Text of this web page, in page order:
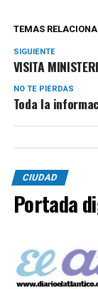
TEMAS
SIGUIENTE
VISITA
NO TE PIERDAS
Toda la
CIUDAD
Portada